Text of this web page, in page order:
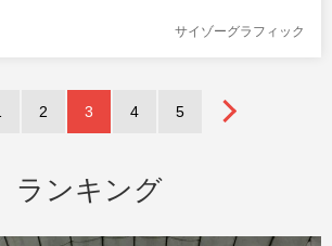
サイゾーグラフィック
2 3 4 5
ランキング